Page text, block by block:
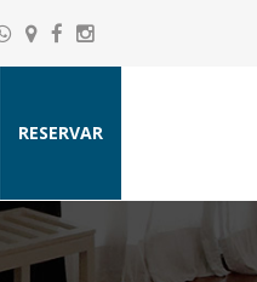
RESERVAR